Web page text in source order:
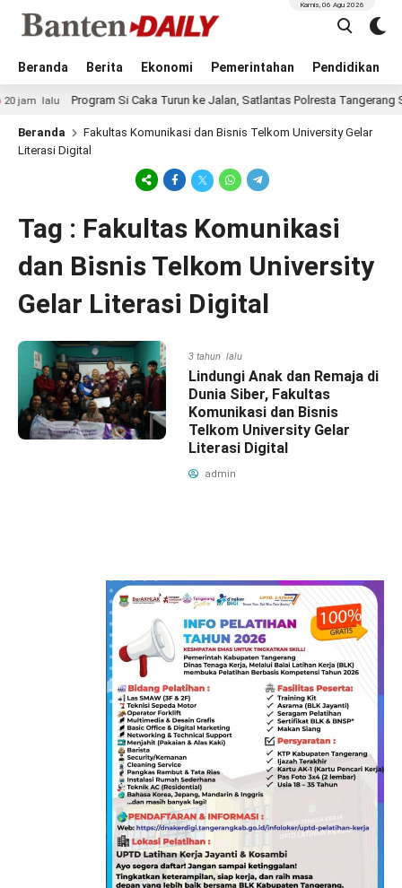
Beranda Berita Ekonomi Pemerintahan Pendidikan
Kamis, 06 Agu 2026
lalu Program Si Caka Turun ke Jalan, Satlantas Polresta Tangerang
Beranda
Fakultas Komunikasi dan Bisnis Telkom University Gelar
Literasi Digital
Tag : Fakultas Komunikasi
dan Bisnis Telkom University
Gelar Literasi Digital
3 tahun lalu
Lindungi Anak dan Remaja di
Dunia Siber, Fakultas
Komunikasi dan Bisnis
Telkom University Gelar
Literasi Digital
admin